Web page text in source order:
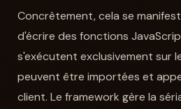
Concrètement, cela se
d'écrire des fonctions
s'exécutent exclusivement sur
peuvent être importées et
client. Le framework gère la